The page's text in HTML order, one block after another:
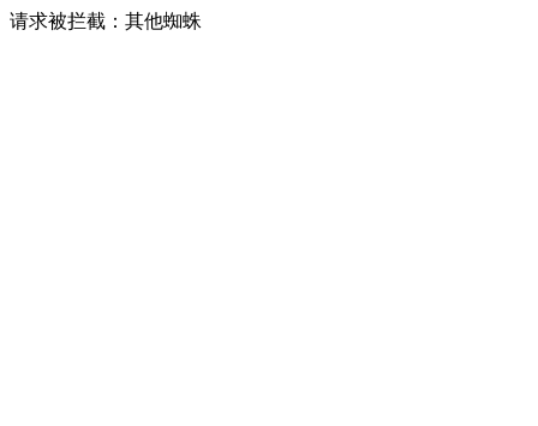
请求被拦截：其他蜘蛛